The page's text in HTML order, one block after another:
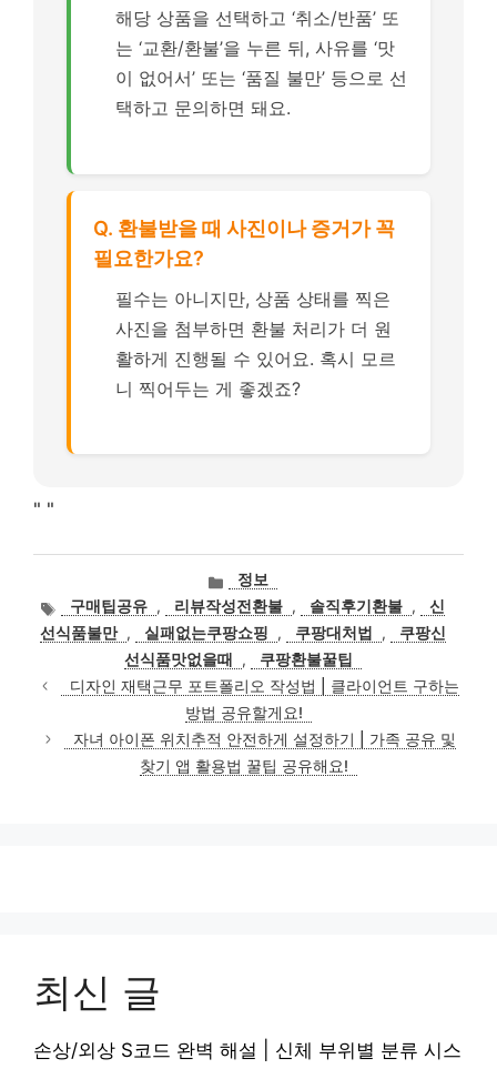
해당 상품을 선택하고 ‘취소/반품’ 또
는 ‘교환/환불’을 누른 뒤, 사유를 ‘맛
이 없어서’ 또는 ‘품질 불만’ 등으로 선
택하고 문의하면 돼요.
Q. 환불받을 때 사진이나 증거가 꼭
필요한가요?
필수는 아니지만, 상품 상태를 찍은
사진을 첨부하면 환불 처리가 더 원
활하게 진행될 수 있어요. 혹시 모르
니 찍어두는 게 좋겠죠?
" "
카
테
고
리
정보
태
그
구매팁공유 , 리뷰작성전환불 , 솔직후기환불 ,
신
선식품불만 , 실패없는쿠팡쇼핑 , 쿠팡대처법 ,
쿠팡신
선식품맛없을때
,
쿠팡환불꿀팁
디자인 재택근무 포트폴리오 작성법 | 클라이언트 구하는
방법 공유할게요!
자녀 아이폰 위치추적 안전하게 설정하기 | 가족 공유 및
찾기 앱 활용법 꿀팁 공유해요!
최신 글
손상/외상 S코드 완벽 해설 | 신체 부위별 분류 시스